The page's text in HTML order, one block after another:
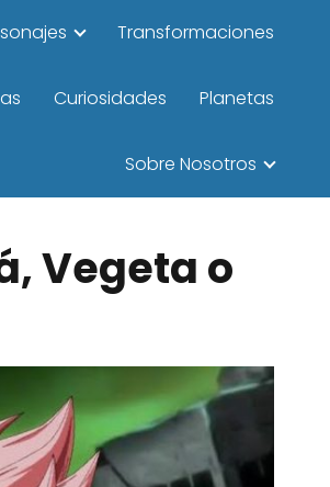
Transformaciones
Curiosidades Planetas
Sobre Nosotros
Vegeta o